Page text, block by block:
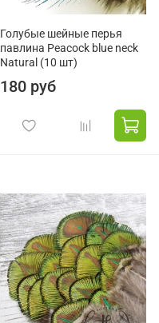
Голубые шейные перья
павлина Peacock blue neck
Natural (10 шт)
180 руб